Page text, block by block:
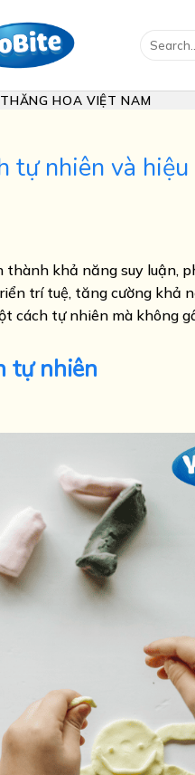
Search
HOA VIỆT NAM
tự nhiên và hiệu
thành khả năng suy luận,
trí tuệ, tăng cường khả
cách tự nhiên mà không
tự nhiên